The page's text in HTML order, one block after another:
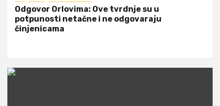
Odgovor Orlovima: ​Ove tvrdnje su u
potpunosti netačne i ne odgovaraju
činjenicama